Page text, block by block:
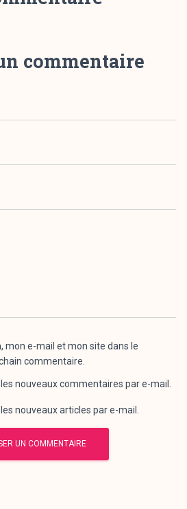
commentaire
mon e-mail et mon site dans le
commentaire.
nouveaux commentaires par e-mail.
nouveaux articles par e-mail.